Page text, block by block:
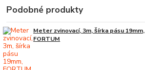
Podobné produkty
Meter zvinovací, 3m, šírka pásu 19mm,
FORTUM